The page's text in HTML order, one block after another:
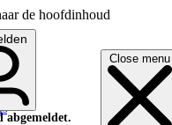
de hoofdinhoud
Close menu
abgemeldet.